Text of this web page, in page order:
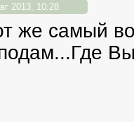
2013, 10:28
же самый